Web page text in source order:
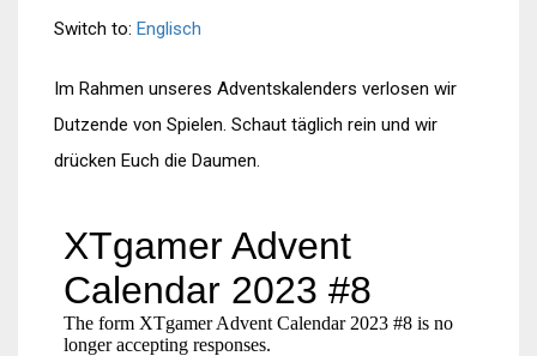
Switch to: Englisch
Im Rahmen unseres Adventskalenders verlosen wir
Dutzende von Spielen. Schaut täglich rein und wir
drücken Euch die Daumen.